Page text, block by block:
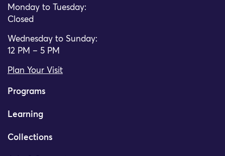
Monday to Tuesday:
Closed
Wednesday to Sunday:
12 PM – 5 PM
Plan Your Visit
Programs
Learning
Collections